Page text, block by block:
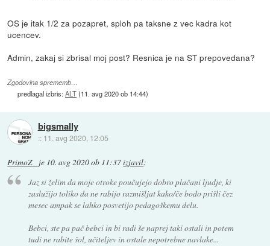
OS je itak 1/2 za pozapret, sploh pa taksne z vec kadra kot
ucencev.
Admin, zakaj si zbrisal moj post? Resnica je na ST prepovedana?
Zgodovina sprememb…
predlagal izbris:ALT(11. avg 2020 ob 14:44)
bigsmally
:: 11. avg 2020, 12:05
PrimoZ_ je 10. avg 2020 ob 11:37izjavil:
Jaz si želim da moje otroke poučujejo dobro plačani ljudje, ki
zaslužijo toliko da ne rabijo razmišljat kako/če bodo prišli čez
mesec ampak se lahko posvetijo pedagoškemu delu.
Bebci, ste pa pač bebci in bi radi še naprej taki ostali in potem
tudi ne rabite šol, učiteljev in ostale nepotrebne navlake...